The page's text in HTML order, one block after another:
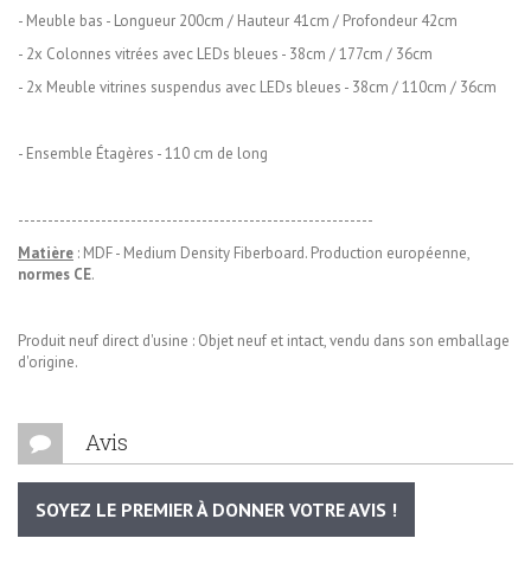
- Meuble bas - Longueur 200cm / Hauteur 41cm / Profondeur 42cm
- 2x Colonnes vitrées avec LEDs bleues - 38cm / 177cm / 36cm
- 2x Meuble vitrines suspendus avec LEDs bleues - 38cm / 110cm / 36cm
- Ensemble Étagères - 110 cm de long
------------------------------------------------------------
Matière : MDF - Medium Density Fiberboard. Production européenne,
normes CE.
Produit neuf direct d'usine : Objet neuf et intact, vendu dans son emballage
d'origine.
Avis
SOYEZ LE PREMIER À DONNER VOTRE AVIS !